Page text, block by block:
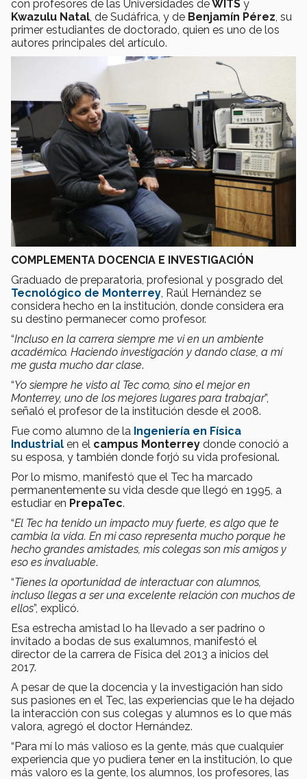
con profesores de las Universidades deWITS y
Kwazulu Natal , de Sudáfrica, y de Benjamín Pérez , su
primer estudiantes de doctorado, quien es uno de los
autores principales del artículo.
COMPLEMENTA DOCENCIA E INVESTIGACIÓN
Graduado de preparatoria, profesional y posgrado del
Tecnológico de Monterrey, Raúl Hernández se
considera hecho en la institución, donde considera era
su destino permanecer como profesor.
“Incluso en la carrera siempre me vi en un ambiente
académico. Haciendo investigación y dando clase, a mí
me gusta mucho dar clase.
“Yo siempre he visto al Tec como, sino el mejor en
Monterrey, uno de los mejores lugares para trabajar”,
señaló el profesor de la institución desde el 2008.
Fue como alumno de la Ingeniería en Física
Industrial en el campus Monterrey donde conoció a
su esposa, y también donde forjó su vida profesional.
Por lo mismo, manifestó que el Tec ha marcado
permanentemente su vida desde que llegó en 1995, a
estudiar en PrepaTec.
“El Tec ha tenido un impacto muy fuerte, es algo que te
cambia la vida. En mi caso representa mucho porque he
hecho grandes amistades, mis colegas son mis amigos y
eso es invaluable.
“Tienes la oportunidad de interactuar con alumnos,
incluso llegas a ser una excelente relación con muchos de
ellos”, explicó.
Esa estrecha amistad lo ha llevado a ser padrino o
invitado a bodas de sus exalumnos, manifestó el
director de la carrera de Física del 2013 a inicios del
2017.
A pesar de que la docencia y la investigación han sido
sus pasiones en el Tec, las experiencias que le ha dejado
la interacción con sus colegas y alumnos es lo que más
valora, agregó el doctor Hernández.
“Para mí lo más valioso es la gente, más que cualquier
experiencia que yo pudiera tener en la institución, lo que
más valoro es la gente, los alumnos, los profesores, las